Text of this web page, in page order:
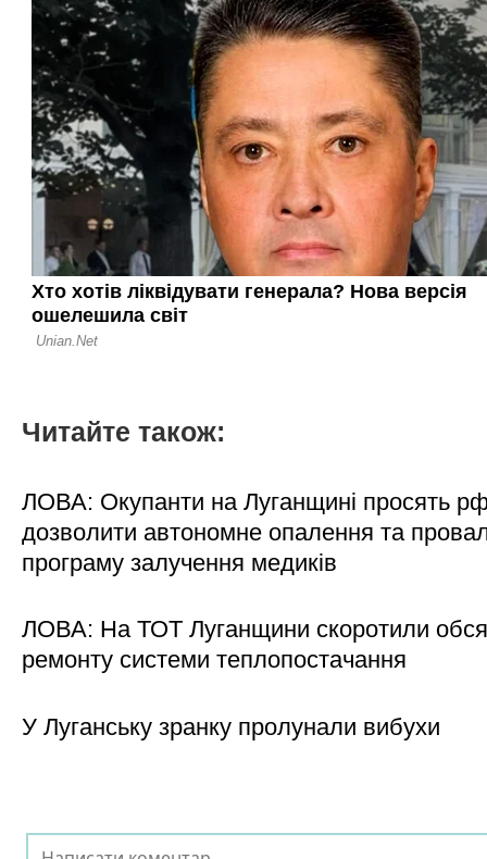
Читайте також:
ЛОВА: Окупанти на Луганщині просять
дозволити автономне опалення та
програму залучення медиків
ЛОВА: На ТОТ Луганщини скоротили
ремонту системи теплопостачання
У Луганську зранку пролунали вибухи